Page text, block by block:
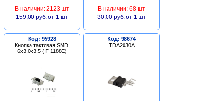
В наличии: 2123 шт
159,00 руб. от 1 шт
В наличии: 68 шт
30,00 руб. от 1 шт
Код: 95928
Кнопка тактовая SMD,
6х3,0х3,5 (IT-1188E)
Код: 98674
TDA2030A